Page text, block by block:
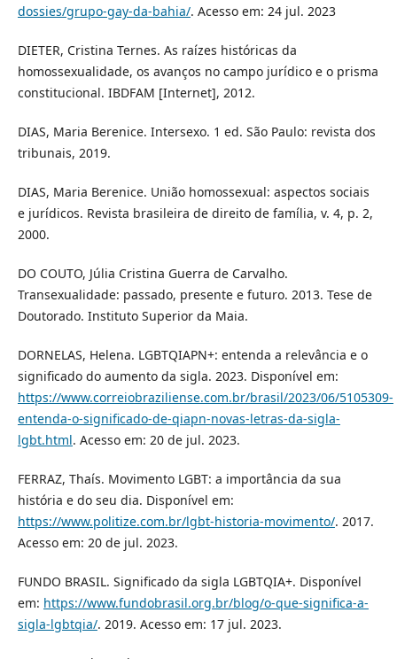
dossies/grupo-gay-da-bahia/. Acesso em: 24 jul. 2023
DIETER, Cristina Ternes. As raízes históricas da
homossexualidade, os avanços no campo jurídico e o prisma
constitucional. IBDFAM [Internet], 2012.
DIAS, Maria Berenice. Intersexo. 1 ed. São Paulo: revista dos
tribunais, 2019.
DIAS, Maria Berenice. União homossexual: aspectos sociais
e jurídicos. Revista brasileira de direito de família, v. 4, p. 2,
2000.
DO COUTO, Júlia Cristina Guerra de Carvalho.
Transexualidade: passado, presente e futuro. 2013. Tese de
Doutorado. Instituto Superior da Maia.
DORNELAS, Helena. LGBTQIAPN+: entenda a relevância e o
significado do aumento da sigla. 2023. Disponível em:
https://www.correiobraziliense.com.br/brasil/2023/06/5105309-
entenda-o-significado-de-qiapn-novas-letras-da-sigla-
lgbt.html. Acesso em: 20 de jul. 2023.
FERRAZ, Thaís. Movimento LGBT: a importância da sua
história e do seu dia. Disponível em:
https://www.politize.com.br/lgbt-historia-movimento/. 2017.
Acesso em: 20 de jul. 2023.
FUNDO BRASIL. Significado da sigla LGBTQIA+. Disponível
em: https://www.fundobrasil.org.br/blog/o-que-significa-a-
sigla-lgbtqia/. 2019. Acesso em: 17 jul. 2023.